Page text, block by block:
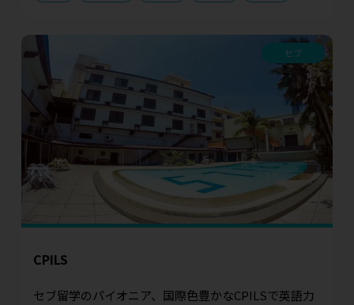
セブ
CPILS
セブ留学のパイオニア、国際色豊かなCPILSで英語力